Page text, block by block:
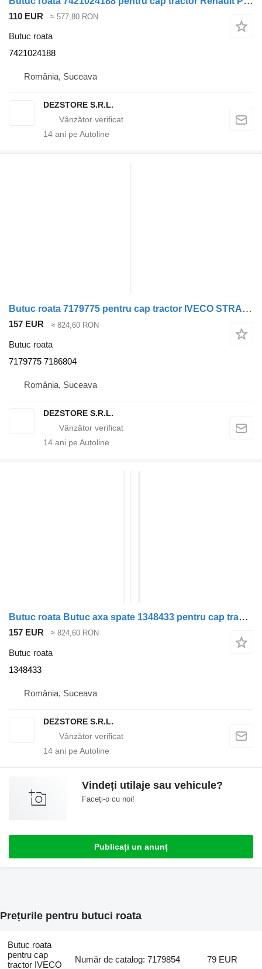
110 EUR ≈ 577,80 RON
Butuc roata
7421024188
România, Suceava
DEZSTORE S.R.L.
14 ani pe Autoline
Butuc roata 7179775 pentru cap tractor IVECO STRALIS
157 EUR ≈ 824,60 RON
Butuc roata
7179775 7186804
România, Suceava
DEZSTORE S.R.L.
14 ani pe Autoline
Butuc roata Butuc axa spate 1348433 pentru cap tractor DAF CF85
157 EUR ≈ 824,60 RON
Butuc roata
1348433
România, Suceava
DEZSTORE S.R.L.
14 ani pe Autoline
Vindeți utilaje sau vehicule?
Faceți-o cu noi!
Publicați un anunț
Prețurile pentru butuci roata
Butuc roata
pentru cap
tractor IVECO
Număr de catalog: 7179854 79 EUR